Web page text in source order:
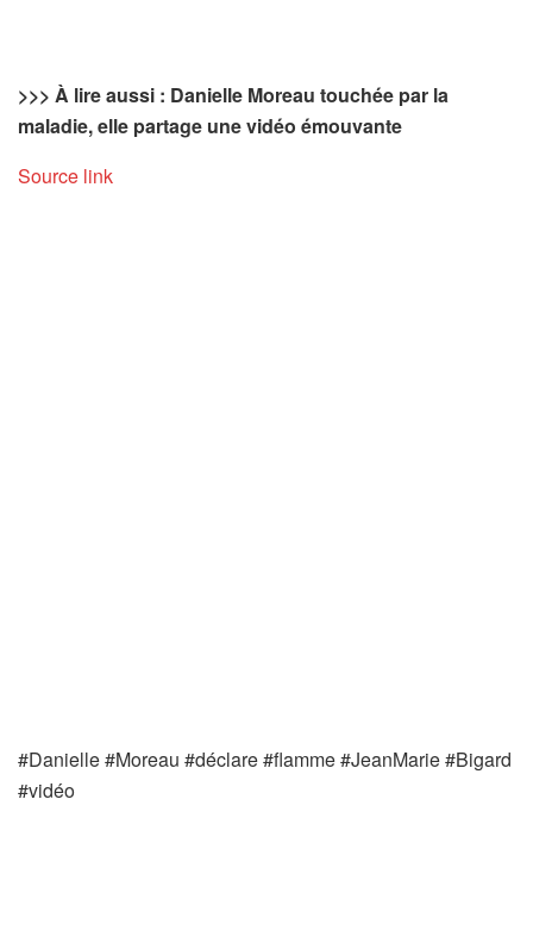
>>> À lire aussi : Danielle Moreau touchée par la
maladie, elle partage une vidéo émouvante
Source link
#Danielle #Moreau #déclare #flamme #JeanMarie #Bigard
#vidéo